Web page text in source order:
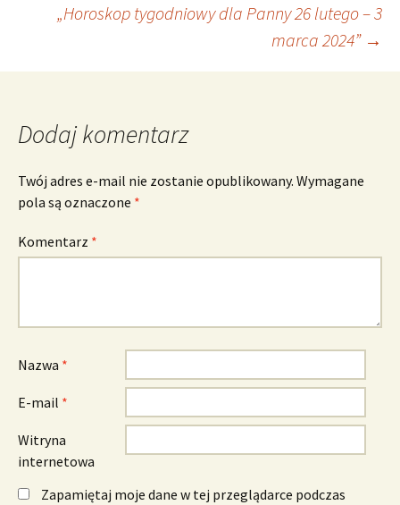
wpisu
„Horoskop tygodniowy dla Panny 26 lutego – 3
marca 2024” →
Dodaj komentarz
Twój adres e-mail nie zostanie opublikowany. Wymagane
pola są oznaczone *
Komentarz *
Nazwa *
E-mail *
Witryna
internetowa
Zapamiętaj moje dane w tej przeglądarce podczas